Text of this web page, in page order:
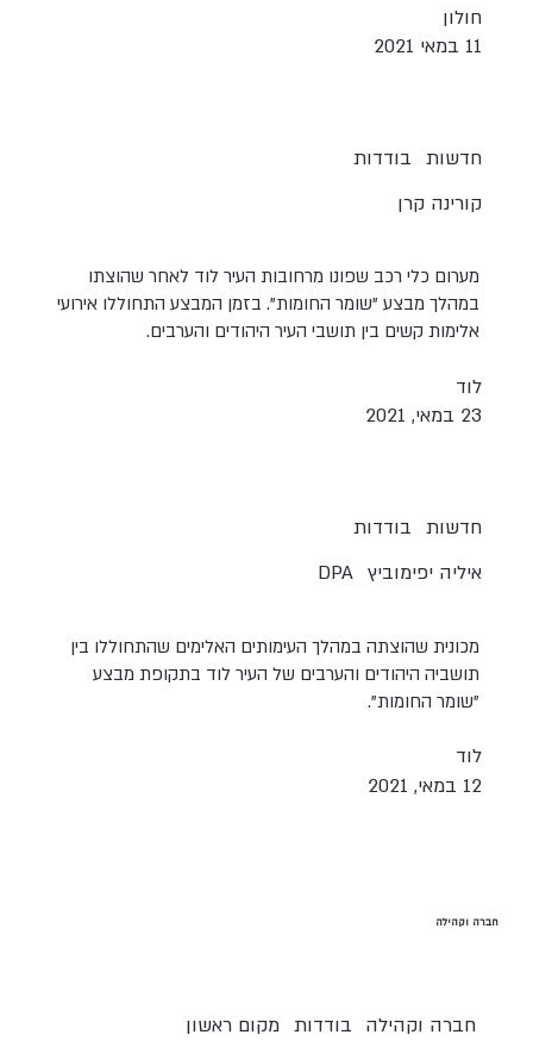
חולון
11 במאי 2021
בודדות חדשות
קורינה קרן
מערום כלי רכב שפונו מרחובות העיר לוד לאחר שהוצתו
במהלך מבצע "שומר החומות". בזמן המבצע התחוללו אירועי
אלימות קשים בין תושבי העיר היהודים והערבים.
לוד
23 במאי, 2021
בודדות חדשות
DPA איליה יפימוביץ
מכונית שהוצתה במהלך העימותים האלימים שהתחוללו בין
תושביה היהודים והערבים של העיר לוד בתקופת מבצע
"שומר החומות".
לוד
12 במאי, 2021
חברה וקהילה
מקום ראשון בודדות חברה וקהילה